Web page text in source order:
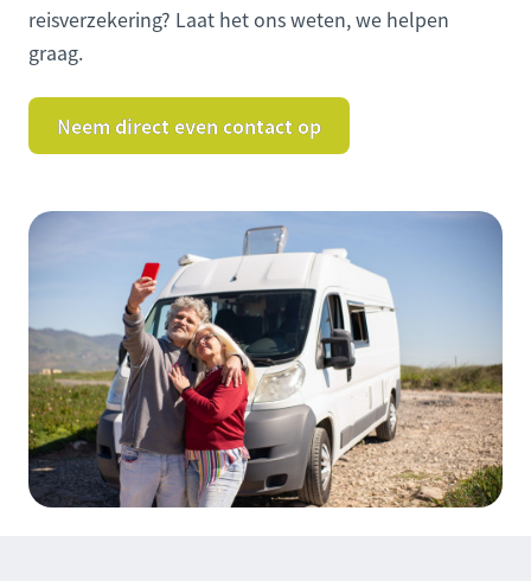
reisverzekering? Laat het ons weten, we helpen
graag.
Neem direct even contact op